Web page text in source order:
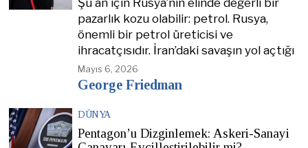
Şu an için Rusya’nın elinde değerli bir
pazarlık kozu olabilir: petrol. Rusya,
önemli bir petrol üreticisi ve
ihracatçısıdır. İran’daki savaşın yol açtığı
Mayıs 6, 2026
George Friedman
DÜNYA
Pentagon’u Dizginlemek: Askeri-Sanayi